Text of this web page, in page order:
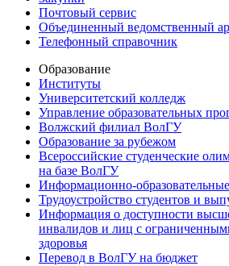
Почтовый сервис
Объединенный ведомственный
Телефонный справочник
Образование
Институты
Университетский колледж
Управление образовательных
Волжский филиал ВолГУ
Образование за рубежом
Всероссийские студенческие
на базе ВолГУ
Информационно-
Трудоустройство студентов и
Информация о доступности
инвалидов и лиц с
здоровья
Перевод в ВолГУ на бюджет